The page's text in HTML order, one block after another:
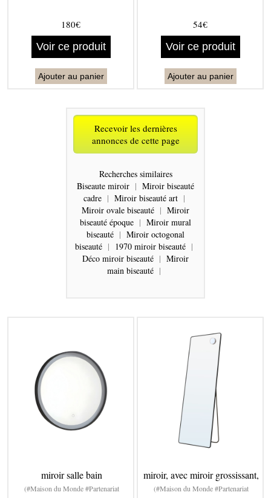
180€
Voir ce produit
Ajouter au panier
54€
Voir ce produit
Ajouter au panier
Recevoir les dernières
annonces de cette page
Recherches similaires
Biseaute miroir | Miroir biseauté
cadre | Miroir biseauté art |
Miroir ovale biseauté | Miroir
biseauté époque | Miroir mural
biseauté | Miroir octogonal
biseauté | 1970 miroir biseauté |
Déco miroir biseauté | Miroir
main biseauté |
miroir salle bain
(#Maison du Monde #Partenariat
miroir, avec miroir grossissant,
(#Maison du Monde #Partenariat